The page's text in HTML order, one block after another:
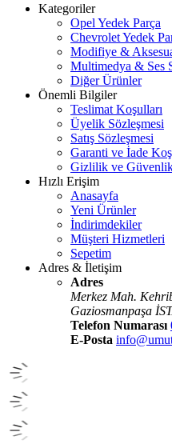
Kategoriler
Opel Yedek Parça
Chevrolet Yedek
Modifiye &
Multimedya & Ses
Diğer Ürünler
Önemli Bilgiler
Teslimat Koşulları
Üyelik Sözleşmesi
Satış Sözleşmesi
Garanti ve İade
Gizlilik ve
Hızlı Erişim
Anasayfa
Yeni Ürünler
İndirimdekiler
Müşteri Hizmetleri
Sepetim
Adres & İletişim
Adres
Merkez Mah.
Gaziosmanpaşa
Telefon Numarası
E-Posta